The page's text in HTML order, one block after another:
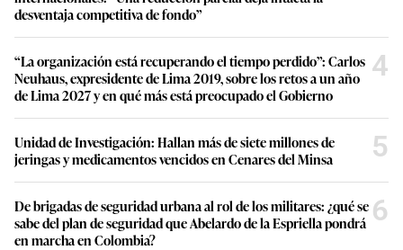
desventaja competitiva de fondo”
“La organización está recuperando el tiempo perdido”: Carlos
Neuhaus, expresidente de Lima 2019, sobre los retos a un año
de Lima 2027 y en qué más está preocupado el Gobierno
4
Unidad de Investigación: Hallan más de siete millones de
jeringas y medicamentos vencidos en Cenares del Minsa
5
De brigadas de seguridad urbana al rol de los militares: ¿qué se
sabe del plan de seguridad que Abelardo de la Espriella pondrá
en marcha en Colombia?
6